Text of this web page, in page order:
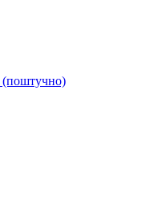
(поштучно)